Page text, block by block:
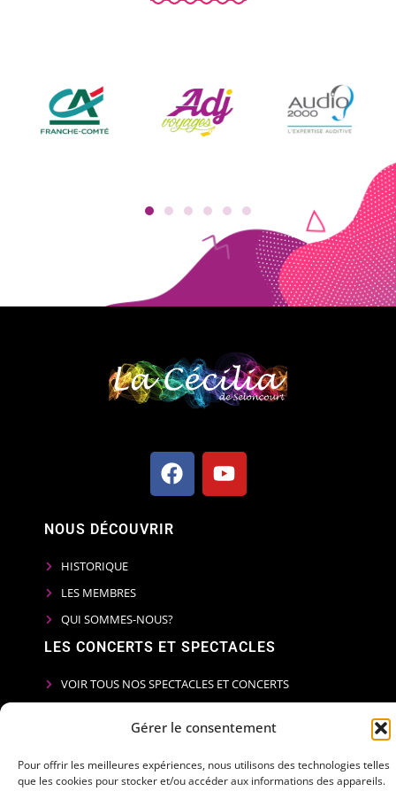
Gérer le consentement
Pour offrir les meilleures expériences, nous utilisons des technologies telles
que les cookies pour stocker et/ou accéder aux informations des appareils.
NOUS DÉCOUVRIR
HISTORIQUE
LES MEMBRES
QUI SOMMES-NOUS?
LES CONCERTS ET SPECTACLES
VOIR TOUS NOS SPECTACLES ET CONCERTS
POLITIQUE DE CONFIDENTIALITÉ